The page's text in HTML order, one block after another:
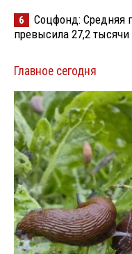
6
Соцфонд: Средняя
превысила 27,2 тысячи
Главное сегодня